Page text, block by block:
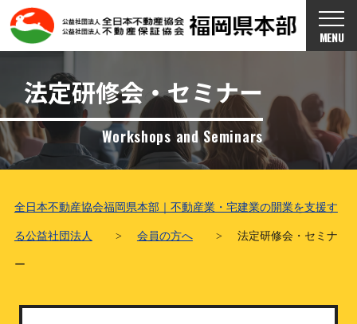
MENU
法定研修会・セミナー
Workshops and Seminars
全日本不動産協会福岡県本部｜不動産業・宅建業の開業を支援す
る公益社団法人 > 会員の方へ > 法定研修会・セミナ
ー